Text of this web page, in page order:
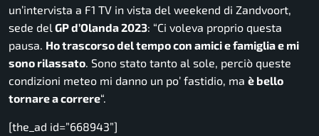
un’intervista a F1 TV in vista del weekend di Zandvoort,
sede del GP d’Olanda 2023: “Ci voleva proprio questa
pausa. Ho trascorso del tempo con amici e famiglia e mi
sono rilassato. Sono stato tanto al sole, perciò queste
condizioni meteo mi danno un po’ fastidio, ma è bello
tornare a correre“.
[the_ad id=”668943”]